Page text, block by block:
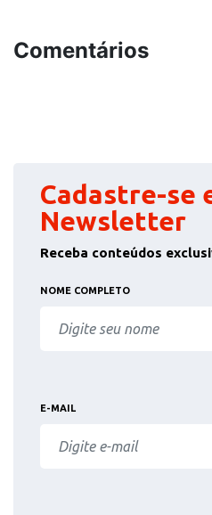
Comentários
Cadastre-se
Newsletter
Receba conteúdos
NOME COMPLETO
E-MAIL